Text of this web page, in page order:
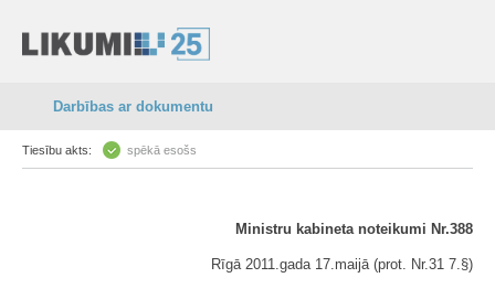
Darbības ar dokumentu
Tiesību akts: spēkā esošs
Ministru kabineta noteikumi Nr.388
Rīgā 2011.gada 17.maijā (prot. Nr.31 7.§)